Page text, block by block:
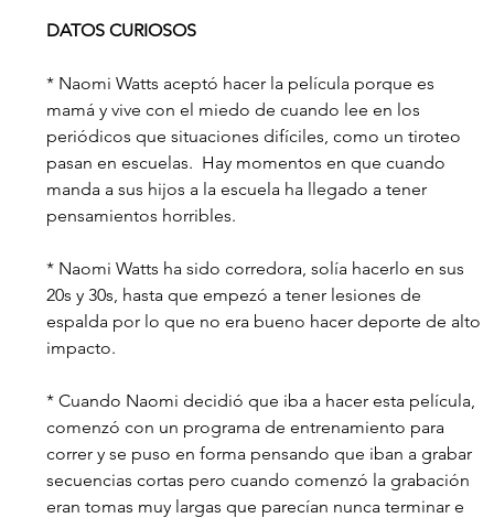
DATOS CURIOSOS
* Naomi Watts aceptó hacer la película porque es
mamá y vive con el miedo de cuando lee en los
periódicos que situaciones difíciles, como un tiroteo
pasan en escuelas.  Hay momentos en que cuando
manda a sus hijos a la escuela ha llegado a tener
pensamientos horribles.
* Naomi Watts ha sido corredora, solía hacerlo en sus
20s y 30s, hasta que empezó a tener lesiones de
espalda por lo que no era bueno hacer deporte de alto
impacto.
* Cuando Naomi decidió que iba a hacer esta película,
comenzó con un programa de entrenamiento para
correr y se puso en forma pensando que iban a grabar
secuencias cortas pero cuando comenzó la grabación
eran tomas muy largas que parecían nunca terminar e